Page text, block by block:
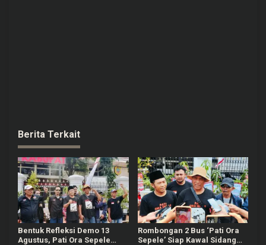
Berita Terkait
Bentuk Refleksi Demo 13
Agustus, Pati Ora Sepele
Rombongan 2 Bus ‘Pati Ora
Sepele’ Siap Kawal Sidang